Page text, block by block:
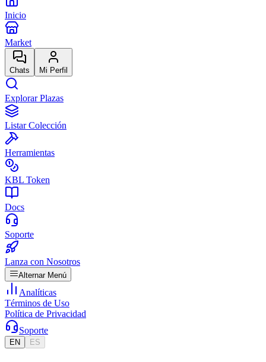
Inicio
Market
Chats Mi Perfil
Explorar Plazas
Listar Colección
Herramientas
KBL Token
Docs
Soporte
Lanza con Nosotros
Alternar Menú
Analíticas
Términos de Uso
Política de Privacidad
Soporte
EN ES